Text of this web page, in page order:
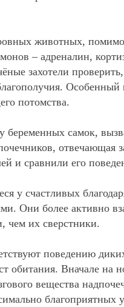
животных,
– адреналин,
захотели
потомства.
беременных самок,
отвечающая
и сравнили его
у счастливых
Они более активно
чем их сверстники.
поведению
обитания. Вначале
вещества
благоприятных